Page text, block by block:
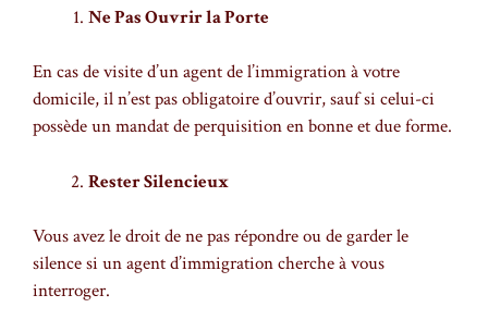
Ne Pas Ouvrir la Porte
En cas de visite d’un agent de l’immigration à votre
domicile, il n’est pas obligatoire d’ouvrir, sauf si celui-ci
possède un mandat de perquisition en bonne et due forme.
Rester Silencieux
Vous avez le droit de ne pas répondre ou de garder le
silence si un agent d’immigration cherche à vous
interroger.